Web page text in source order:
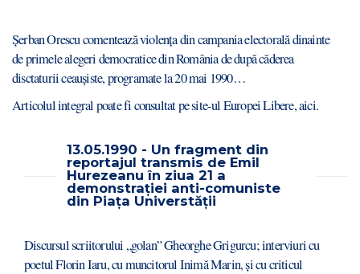
Șerban Orescu comentează violența din campania electorală dinainte
de primele alegeri democratice din România de după căderea
disctaturii ceaușiste, programate la 20 mai 1990…
Articolul integral poate fi consultat pe site-ul Europei Libere,aici.
13.05.1990 - Un fragment din
reportajul transmis de Emil
Hurezeanu în ziua 21 a
demonstrației anti-comuniste
din Piața Universtății
Discursul scriitorului „golan” Gheorghe Grigurcu; interviuri cu
poetul Florin Iaru, cu muncitorul Inimă Marin, și cu criticul